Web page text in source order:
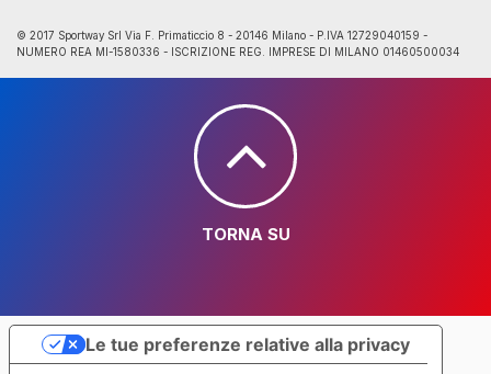
© 2017 Sportway Srl Via F. Primaticcio 8 - 20146 Milano - P.IVA 12729040159 -
NUMERO REA MI-1580336 - ISCRIZIONE REG. IMPRESE DI MILANO 01460500034
TORNA SU
Le tue preferenze relative alla privacy